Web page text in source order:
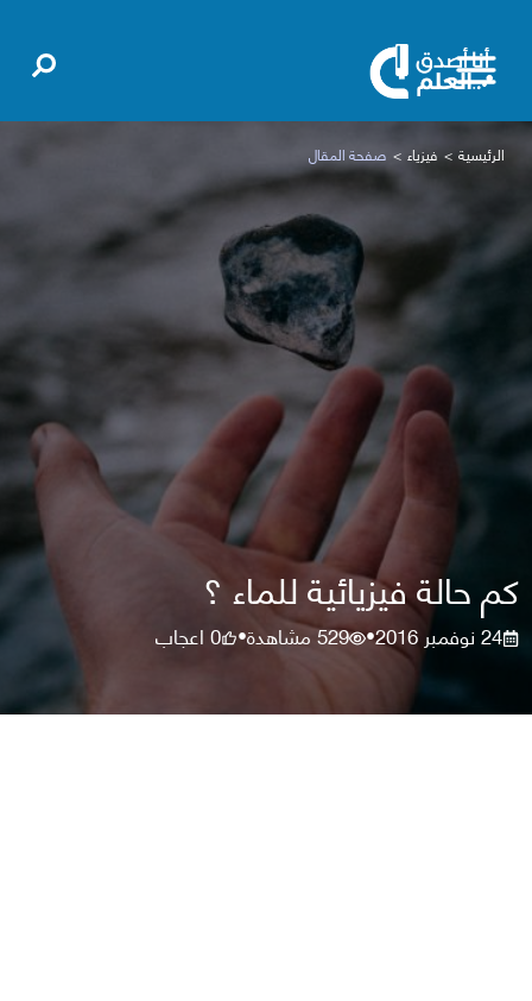
الرئيسية فيزياء صفحة المقال
كم حالة فيزيائية للماء ؟
24 نوفمبر 2016 •
529مشاهدة•
0اعجاب